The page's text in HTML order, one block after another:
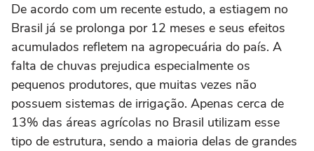
De acordo com um recente estudo, a estiagem no
Brasil já se prolonga por 12 meses e seus efeitos
acumulados refletem na agropecuária do país. A
falta de chuvas prejudica especialmente os
pequenos produtores, que muitas vezes não
possuem sistemas de irrigação. Apenas cerca de
13% das áreas agrícolas no Brasil utilizam esse
tipo de estrutura, sendo a maioria delas de grandes